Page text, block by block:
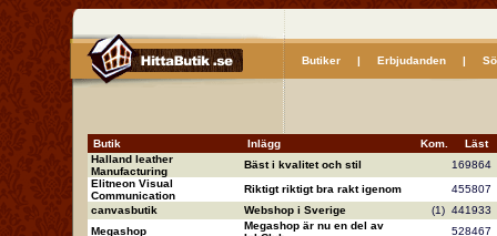
Butiker| Erbjudanden|
Butik Inlägg Kom.
Läst
Halland leather
Manufacturing
Bäst i kvalitet och stil
169864
Elitneon Visual
Communication
Riktigt riktigt bra rakt igenom
455807
canvasbutik
Webshop i Sverige (1) 441933
Megashop
Megashop är nu en del av
528467